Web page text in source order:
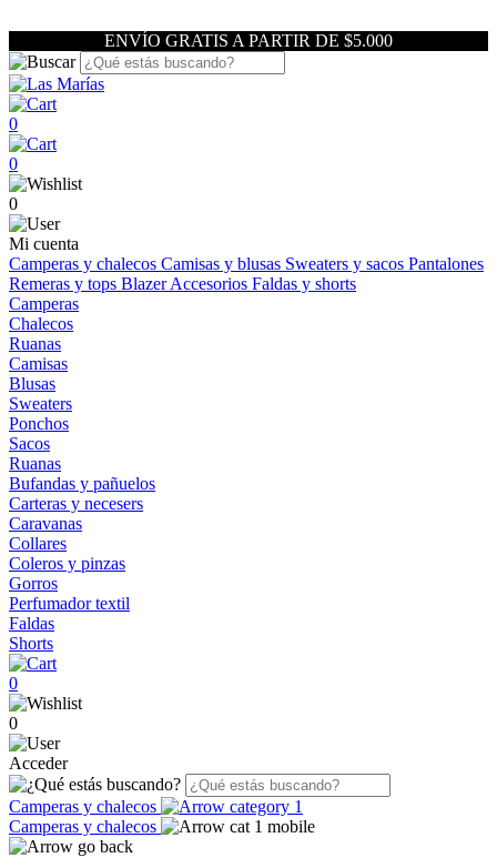
ENVÍO GRATIS A PARTIR DE $5.000
0
0
0
Mi cuenta
Camperas y chalecos Camisas y blusas Sweaters y sacos Pantalones
Remeras y tops BlazerAccesorios Faldas y shorts
Camperas
Chalecos
Ruanas
Camisas
Blusas
Sweaters
Ponchos
Sacos
Ruanas
Bufandas y pañuelos
Carteras y necesers
Caravanas
Collares
Coleros y pinzas
Gorros
Perfumador textil
Faldas
Shorts
0
0
Acceder
Camperas y chalecos
Camperas y chalecos